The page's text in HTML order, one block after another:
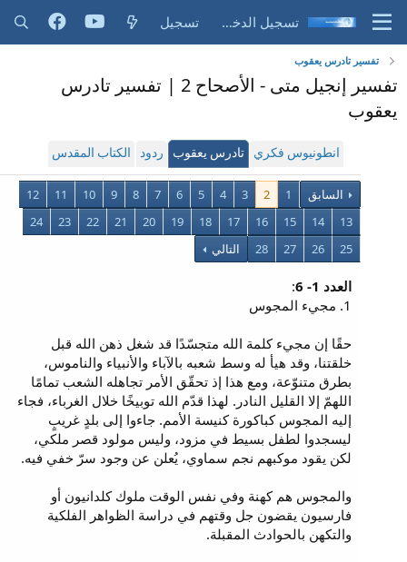
تسجيل الدخول تسجيل
تفسير تادرس يعقوب
تفسير إنجيل متى - الأصحاح 2 | تفسير تادرس
يعقوب
انطونيوس فكري تادرس يعقوب ردود الكتاب المقدس
السابق 1
2
3
4
5
6
7
8
9
10
11
12
13
14
15
16
17
18
19
20
21
22
23
24
25
26
27
28 التالي
العدد 1- 6
:
1. مجيء المجوس
حقًا إن مجيء كلمة الله متجسّدًا قد شغل ذهن الله قبل
خلقتنا، وقد هيأ له وسط شعبه بالآباء والأنبياء والناموس،
بطرق متنوّعة، ومع هذا إذ تحقّق الأمر تجاهله الشعب تمامًا
اللهمّ إلا القليل النادر. لهذا قدّم الله توبيخًا خلال الغرباء، فجاء
إليه المجوس كباكورة كنيسة الأمم. جاءوا إلى بلدٍ غريبٍ
ليسجدوا لطفل بسيط في مزود، وليس مولود قصر ملكي،
لكن يقود موكبهم نجم سماوي، يُعلن عن وجود سرّ خفي فيه.
والمجوس هم كهنة وفي نفس الوقت ملوك كلدانيون أو
فارسيون يقضون جل وقتهم في دراسة الظواهر الفلكية
والتكهن بالحوادث المقبلة.